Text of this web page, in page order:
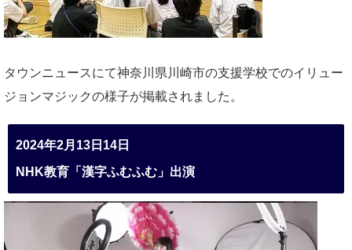
タウンニュースにて神奈川県川崎市の支援学校でのイリュー
ジョンマジックの様子が掲載されました。
2024年2月13日14日
NHK教育「漢字ふむふむ」出演